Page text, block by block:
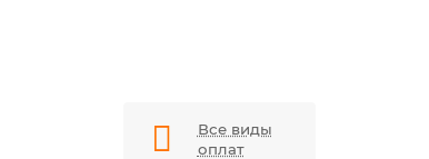
Все виды
оплат